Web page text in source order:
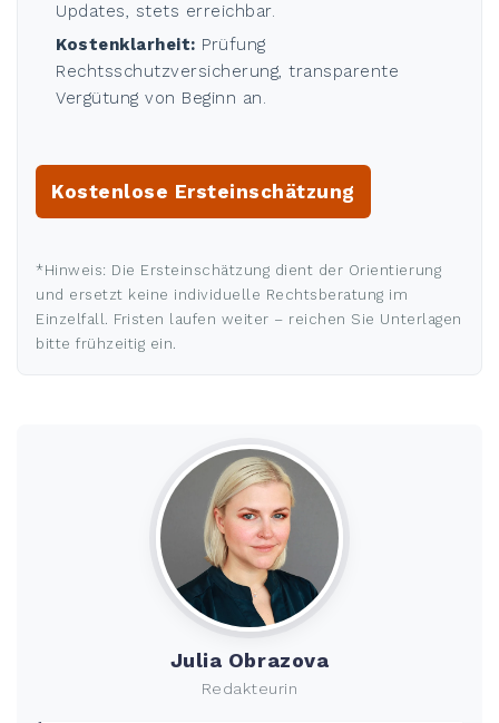
Updates, stets erreichbar.
Kostenklarheit: Prüfung
Rechtsschutzversicherung, transparente
Vergütung von Beginn an.
Kostenlose Ersteinschätzung
*Hinweis: Die Ersteinschätzung dient der Orientierung
und ersetzt keine individuelle Rechtsberatung im
Einzelfall. Fristen laufen weiter – reichen Sie Unterlagen
bitte frühzeitig ein.
Julia Obrazova
Redakteurin